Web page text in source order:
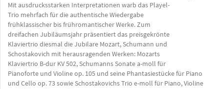
Mit ausdrucksstarken Interpretationen warb das Playel-
Trio mehrfach für die authentische Wiedergabe
frühklassischer bis frühromantischer Werke. Zum
dreifachen Jubiläumsjahr präsentiert das preisgekrönte
Klaviertrio diesmal die Jubilare Mozart, Schumann und
Schostakovich mit herausragenden Werken: Mozarts
Klaviertrio B-dur KV 502, Schumanns Sonate a-moll für
Pianoforte und Violine op. 105 und seine Phantasiestücke für Piano
und Cello op. 73 sowie Schostakovichs Trio e-moll für Piano, Violine